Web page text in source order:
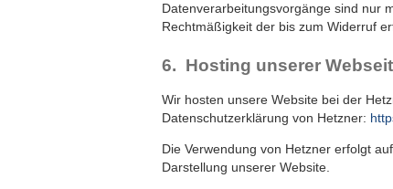
Datenverarbeitungsvorgänge sind nur
Rechtmäßigkeit der bis zum Widerruf
6. Hosting unserer
Wir hosten unsere Website bei der
Datenschutzerklärung von Hetzner:
Die Verwendung von Hetzner erfolgt
Darstellung unserer Website.